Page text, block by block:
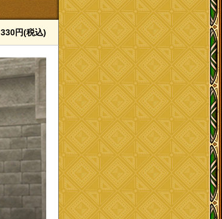
330円(税込)